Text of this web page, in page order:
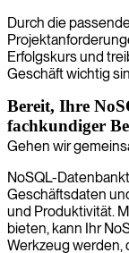
Durch die
Erfolgskurs und
Geschäft wichtig
Bereit, Ihre
fachkundiger
Gehen wir
NoSQL-
Geschäftsdaten
und Produktivität.
bieten, kann Ihr
Werkzeug werden,